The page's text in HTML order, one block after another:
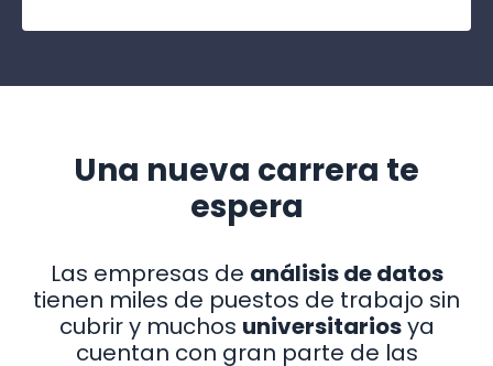
Una nueva carrera te
espera
Las empresas de análisis de datos
tienen miles de puestos de trabajo sin
cubrir y muchos universitariosya
cuentan con gran parte de las